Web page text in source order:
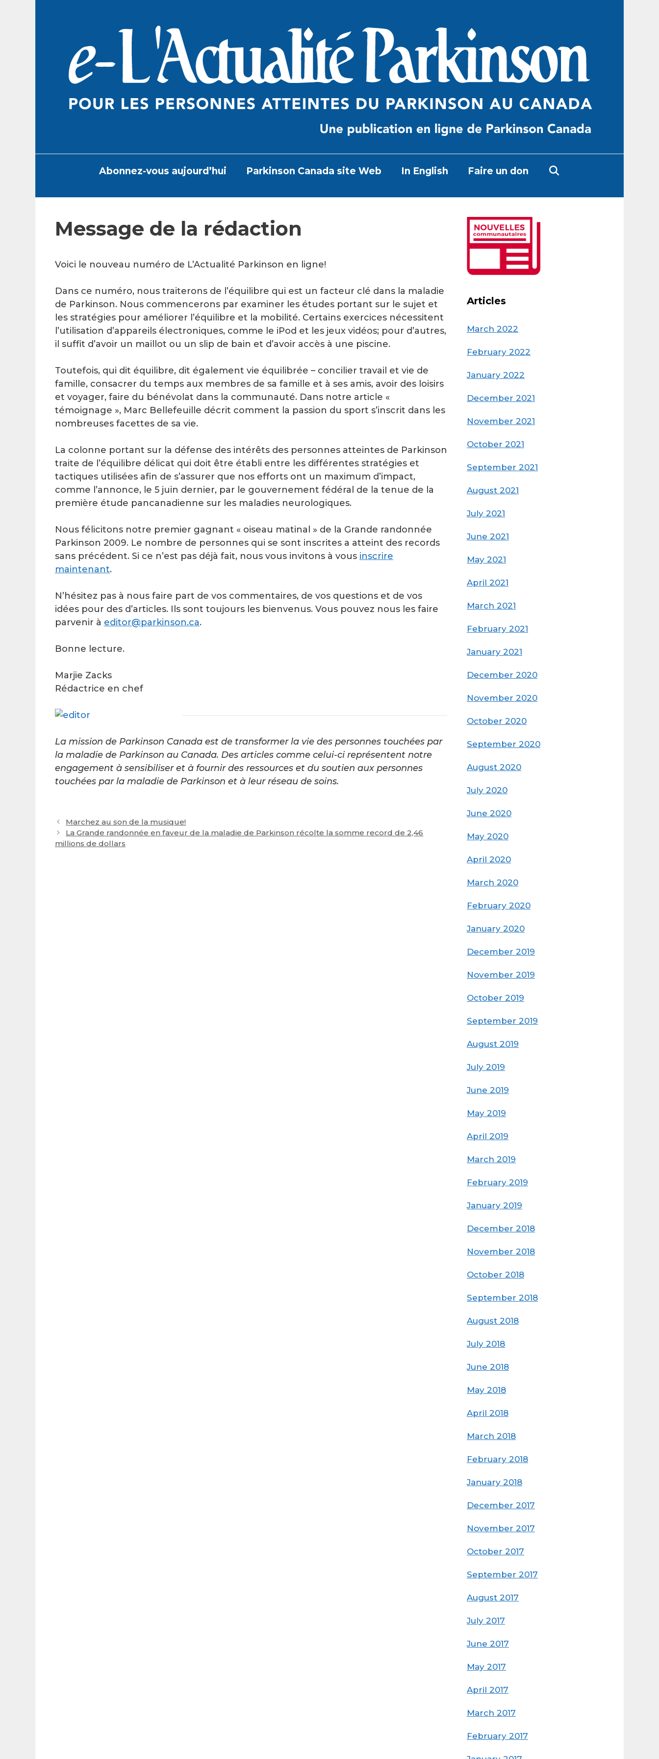
Abonnez-vous aujourd’hui Parkinson Canada site Web In English Faire un don
Message de la rédaction
Voici le nouveau numéro de L’Actualité Parkinson en ligne!
Dans ce numéro, nous traiterons de l’équilibre qui est un facteur clé dans la maladie
de Parkinson. Nous commencerons par examiner les études portant sur le sujet et
les stratégies pour améliorer l’équilibre et la mobilité. Certains exercices nécessitent
l’utilisation d’appareils électroniques, comme le iPod et les jeux vidéos; pour d’autres,
il suffit d’avoir un maillot ou un slip de bain et d’avoir accès à une piscine.
Toutefois, qui dit équilibre, dit également vie équilibrée – concilier travail et vie de
famille, consacrer du temps aux membres de sa famille et à ses amis, avoir des loisirs
et voyager, faire du bénévolat dans la communauté. Dans notre article «
témoignage », Marc Bellefeuille décrit comment la passion du sport s’inscrit dans les
nombreuses facettes de sa vie.
La colonne portant sur la défense des intérêts des personnes atteintes de Parkinson
traite de l’équilibre délicat qui doit être établi entre les différentes stratégies et
tactiques utilisées afin de s’assurer que nos efforts ont un maximum d’impact,
comme l’annonce, le 5 juin dernier, par le gouvernement fédéral de la tenue de la
première étude pancanadienne sur les maladies neurologiques.
Nous félicitons notre premier gagnant « oiseau matinal » de la Grande randonnée
Parkinson 2009. Le nombre de personnes qui se sont inscrites a atteint des records
sans précédent. Si ce n’est pas déjà fait, nous vous invitons à vous inscrire
maintenant.
N’hésitez pas à nous faire part de vos commentaires, de vos questions et de vos
idées pour des d’articles. Ils sont toujours les bienvenus. Vous pouvez nous les faire
parvenir à editor@parkinson.ca.
Bonne lecture.
Marjie Zacks
Rédactrice en chef
La mission de Parkinson Canada est de transformer la vie des personnes touchées par
la maladie de Parkinson au Canada. Des articles comme celui-ci représentent notre
engagement à sensibiliser et à fournir des ressources et du soutien aux personnes
touchées par la maladie de Parkinson et à leur réseau de soins.
Post
navigation
Marchez au son de la musique!
La Grande randonnée en faveur de la maladie de Parkinson récolte la somme record de 2,46
millions de dollars
Articles
March 2022
February 2022
January 2022
December 2021
November 2021
October 2021
September 2021
August 2021
July 2021
June 2021
May 2021
April 2021
March 2021
February 2021
January 2021
December 2020
November 2020
October 2020
September 2020
August 2020
July 2020
June 2020
May 2020
April 2020
March 2020
February 2020
January 2020
December 2019
November 2019
October 2019
September 2019
August 2019
July 2019
June 2019
May 2019
April 2019
March 2019
February 2019
January 2019
December 2018
November 2018
October 2018
September 2018
August 2018
July 2018
June 2018
May 2018
April 2018
March 2018
February 2018
January 2018
December 2017
November 2017
October 2017
September 2017
August 2017
July 2017
June 2017
May 2017
April 2017
March 2017
February 2017